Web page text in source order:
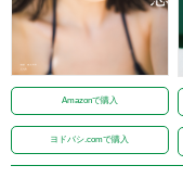
Amazonで購入
ヨドバシ.comで購入